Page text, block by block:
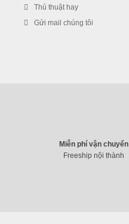
Thủ thuật hay
Gửi mail chúng tôi
Miễn phí vận chuyển
Freeship nội thành